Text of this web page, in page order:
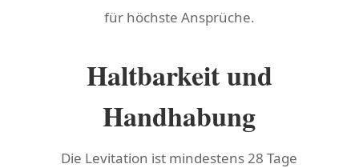
für höchste Ansprüche.
Haltbarkeit und
Handhabung
Die Levitation ist mindestens 28 Tage